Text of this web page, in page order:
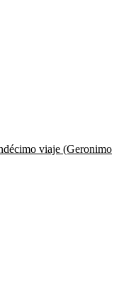
viaje (Geronimo